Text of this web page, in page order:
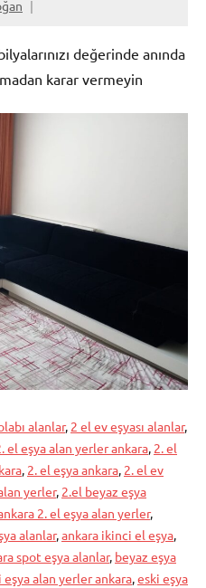
değerinde anında
karar vermeyin
alanlar, 2 el ev eşyası alanlar,
el eşya alan yerler ankara, 2. el
, 2. el eşya ankara, 2. el ev
yerler, 2.el beyaz eşya
2. el eşya alan yerler,
alanlar,ankara ikinci el eşya,
spot eşya alanlar, beyaz eşya
eşya alan yerler ankara,eski eşya